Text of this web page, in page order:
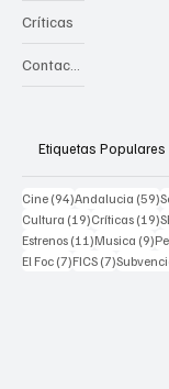
Críticas
Etiquetas Populares
Cine (94)94 posts
Andalucia (59)
Cultura (19)19 posts
Críticas (19)
Estrenos (11)11 posts
Musica (9)9
El Foc (7)7 posts
FICS (7)7 posts